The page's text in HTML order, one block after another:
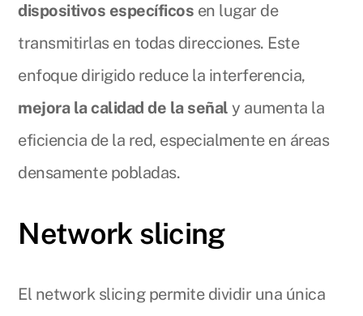
dispositivos específicos en lugar de
transmitirlas en todas direcciones. Este
enfoque dirigido reduce la interferencia,
mejora la calidad de la señal y aumenta la
eficiencia de la red, especialmente en áreas
densamente pobladas.
Network slicing
El network slicing permite dividir una única